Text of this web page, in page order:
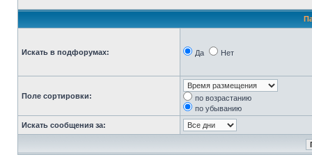
Искать в подфорумах: Да Нет
Поле сортировки:
по возрастанию
по убыванию
Искать сообщения за: